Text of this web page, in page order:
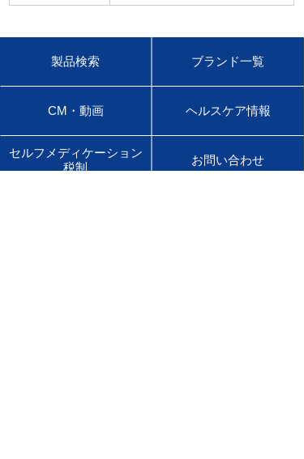
製品検索 ブランド一覧
CM・動画 ヘルスケア情報
セルフメディケーション
税制
お問い合わせ